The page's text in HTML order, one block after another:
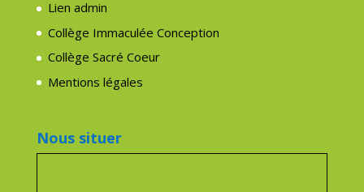
Lien admin
Collège Immaculée Conception
Collège Sacré Coeur
Mentions légales
Nous situer